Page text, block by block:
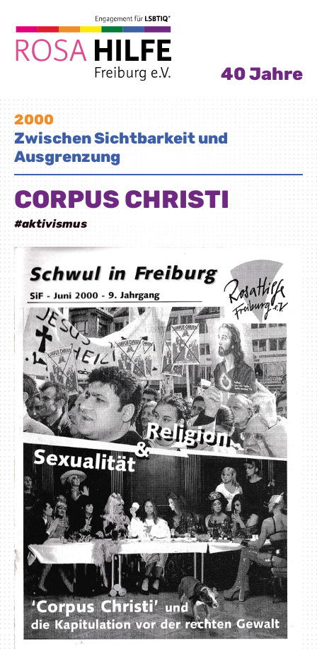
40 Jahre
2000
Zwischen Sichtbarkeit und
Ausgrenzung
CORPUS CHRISTI
#aktivismus